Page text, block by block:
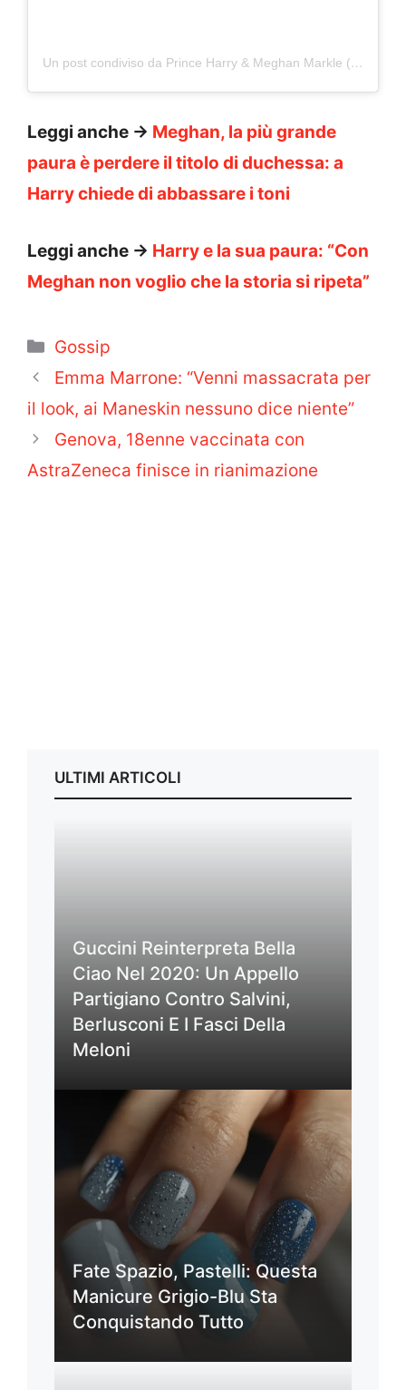
Un post condiviso da Prince Harry & Meghan Markle (@sussexroyal_hm)
Leggi anche -> Meghan, la più grande
paura è perdere il titolo di duchessa: a
Harry chiede di abbassare i toni
Leggi anche -> Harry e la sua paura: “Con
Meghan non voglio che la storia si ripeta”
Categorie
Gossip
Emma Marrone: “Venni massacrata per
il look, ai Maneskin nessuno dice niente”
Genova, 18enne vaccinata con
AstraZeneca finisce in rianimazione
ULTIMI ARTICOLI
Guccini Reinterpreta Bella
Ciao Nel 2020: Un Appello
Partigiano Contro Salvini,
Berlusconi E I Fasci Della
Meloni
Fate Spazio, Pastelli: Questa
Manicure Grigio-Blu Sta
Conquistando Tutto